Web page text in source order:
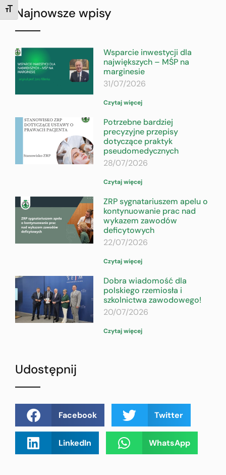
TOGGLE FONT SIZE
Najnowsze wpisy
Wsparcie inwestycji dla
największych – MŚP na
marginesie
31/07/2026
Czytaj więcej
Potrzebne bardziej
precyzyjne przepisy
dotyczące praktyk
pseudomedycznych
28/07/2026
Czytaj więcej
ZRP sygnatariuszem apelu o
kontynuowanie prac nad
wykazem zawodów
deficytowych
22/07/2026
Czytaj więcej
Dobra wiadomość dla
polskiego rzemiosła i
szkolnictwa zawodowego!
20/07/2026
Czytaj więcej
Udostępnij
Facebook Twitter
LinkedIn WhatsApp